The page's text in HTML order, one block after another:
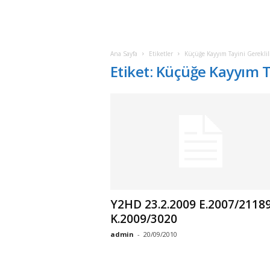
Ana Sayfa Etiketler Küçüğe Kayyım Tayini
Etiket: Küçüğe Kayyım
Y2HD 23.2.2009 E.2007/
K.2009/3020
admin - 20/09/2010